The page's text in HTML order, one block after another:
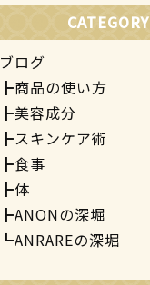
CATEGORY
ブログ
商品の使い方
美容成分
スキンケア術
食事
体
ANONの深堀
ANRAREの深堀